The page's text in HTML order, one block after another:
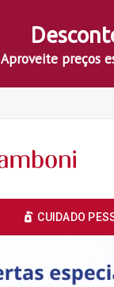
Aproveite preços
CUIDADO